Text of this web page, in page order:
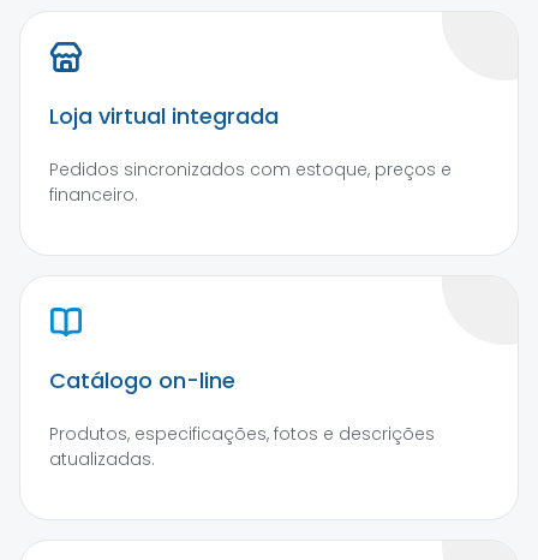
Loja virtual integrada
Pedidos sincronizados com estoque, preços e
financeiro.
Catálogo on-line
Produtos, especificações, fotos e descrições
atualizadas.